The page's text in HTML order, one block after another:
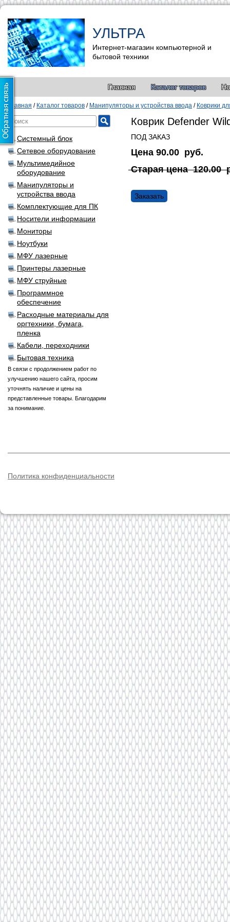
УЛЬТРА
Интернет-магазин компьютерной и
бытовой техники
Главная Каталог товаров
Главная / Каталог товаров / Манипуляторы и устройства ввода / Коврики
Системный блок
Сетевое оборудование
Мультимедийное
оборудование
Манипуляторы и
устройства ввода
Комплектующие для ПК
Носители информации
Мониторы
Ноутбуки
МФУ лазерные
Принтеры лазерные
МФУ струйные
Программное
обеспечение
Расходные материалы для
оргтехники, бумага,
пленка
Кабели, переходники
Бытовая техника
В связи с продолжением работ по
улучшению нашего сайта, просим
уточнять наличие и цены на
представленные товары. Благодарим
за понимание.
Коврик Defender
ПОД ЗАКАЗ
Цена 90.00 руб.
Старая цена 120.00
Заказать
Политика конфиденциальности